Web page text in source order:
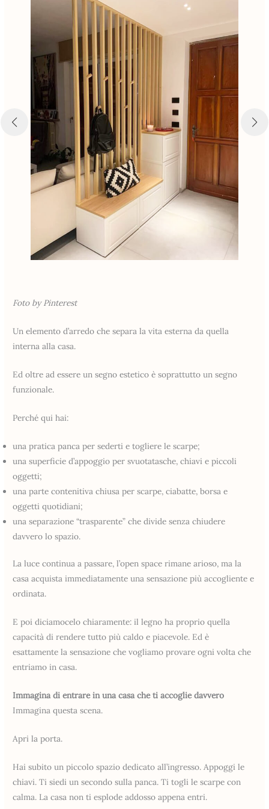
Foto by Pinterest
Un elemento d’arredo che separa la vita esterna da quella
interna alla casa.
Ed oltre ad essere un segno estetico è soprattutto un segno
funzionale.
Perché qui hai:
una pratica panca per sederti e togliere le scarpe;
una superficie d’appoggio per svuotatasche, chiavi e piccoli
oggetti;
una parte contenitiva chiusa per scarpe, ciabatte, borsa e
oggetti quotidiani;
una separazione “trasparente” che divide senza chiudere
davvero lo spazio.
La luce continua a passare, l’open space rimane arioso, ma la
casa acquista immediatamente una sensazione più accogliente e
ordinata.
E poi diciamocelo chiaramente: il legno ha proprio quella
capacità di rendere tutto più caldo e piacevole. Ed è
esattamente la sensazione che vogliamo provare ogni volta che
entriamo in casa.
Immagina di entrare in una casa che ti accoglie davvero
Immagina questa scena.
Apri la porta.
Hai subito un piccolo spazio dedicato all’ingresso. Appoggi le
chiavi. Ti siedi un secondo sulla panca. Ti togli le scarpe con
calma. La casa non ti esplode addosso appena entri.